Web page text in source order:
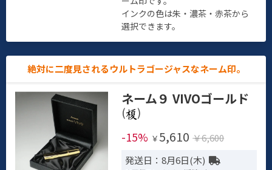
インクの色は朱・濃茶・赤茶から
選択できます。
絶対に二度見されるウルトラゴージャスなネーム印。
ネーム９ VIVOゴールド
(
)
-15% ￥ 5,610 ￥6,600
発送日：8月6日(木)